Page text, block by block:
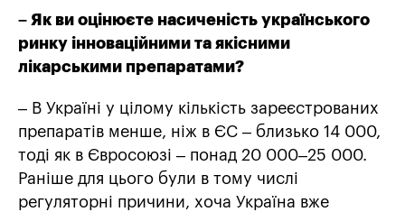
– Як ви оцінюєте насиченість українського
ринку інноваційними та якісними
лікарськими препаратами?
– В Україні у цілому кількість зареєстрованих
препаратів менше, ніж в ЄС – близько 14 000,
тоді як в Євросоюзі – понад 20 000–25 000.
Раніше для цього були в тому числі
регуляторні причини, хоча Україна вже